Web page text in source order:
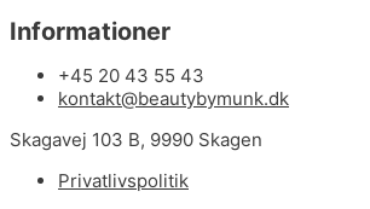
Informationer
+45 20 43 55 43
kontakt@beautybymunk.dk
Skagavej 103 B, 9990 Skagen
Privatlivspolitik